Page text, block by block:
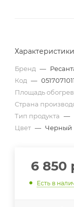
Характеристики
Бренд —
Код —
Площадь
Страна
Тип продукта —
Цвет — Черный
6 850
Есть в